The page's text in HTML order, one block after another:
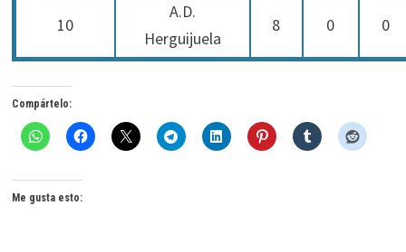
10
A.D.
Herguijuela
8 0 0
Compártelo:
Me gusta esto: